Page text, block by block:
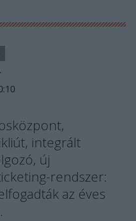
integrált
új
rendszer:
az éves